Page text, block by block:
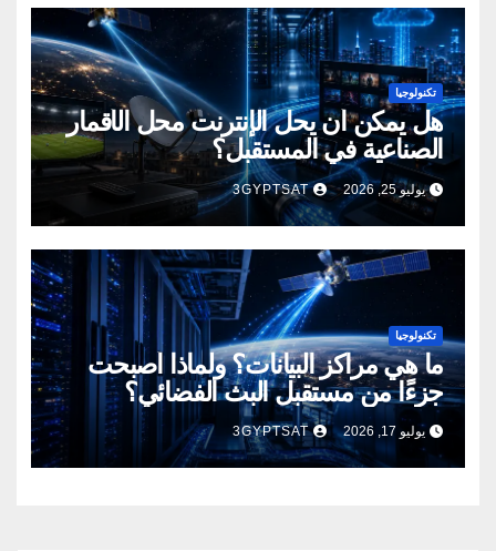
تكنولوجيا
هل يمكن أن يحل الإنترنت محل الأقمار
الصناعية في المستقبل؟
يوليو 25, 2026 3GYPTSAT
تكنولوجيا
ما هي مراكز البيانات؟ ولماذا أصبحت
جزءًا من مستقبل البث الفضائي؟
يوليو 17, 2026 3GYPTSAT